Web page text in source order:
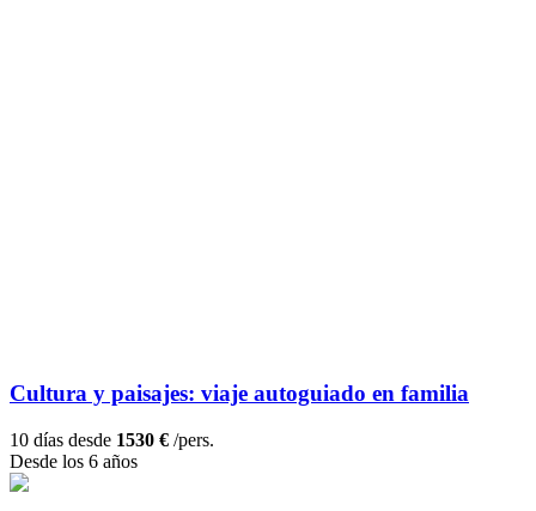
Cultura y paisajes: viaje autoguiado en familia
10 días desde 1530 € /pers.
Desde los 6 años